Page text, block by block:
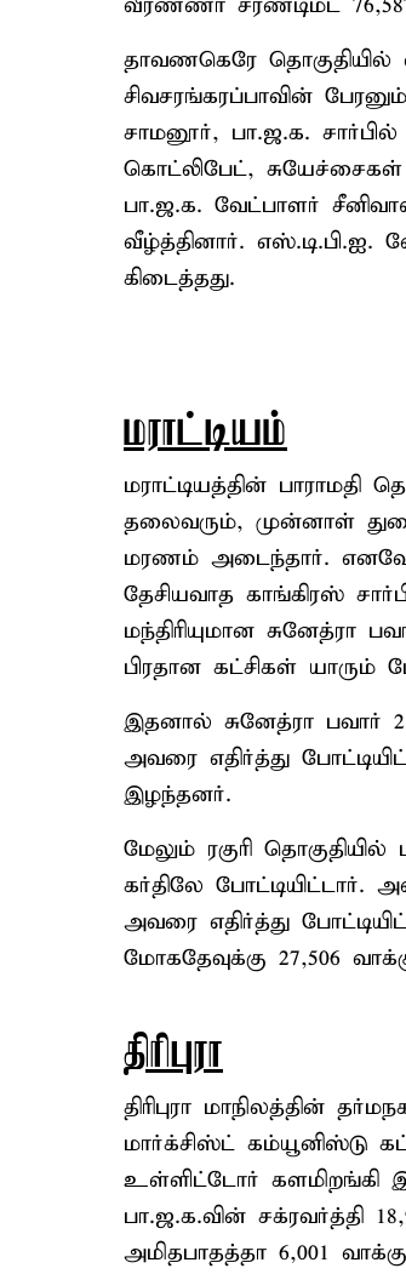
தாவணகெரே
சிவசரங்கரப்பாவின்
சாமனூர், பா.ஜ.க.
கொட்லிபேட்,
பா.ஜ.க. வேட்பாளர்
வீழ்த்தினார். எஸ்.டி.பி.ஐ.
கிடைத்தது.
மராட்டியம்
மராட்டியத்தின் பாராமதி
தலைவரும், முன்னாள்
மரணம் அடைந்தார். எனவே
தேசியவாத காங்கிரஸ்
மந்திரியுமான சுனேத்ரா
பிரதான கட்சிகள் யாரும்
இதனால் சுனேத்ரா பவார்
அவரை எதிர்த்து
இழந்தனர்.
மேலும் ரகுரி
கர்திலே போட்டியிட்டார்.
அவரை எதிர்த்து
மோகதேவுக்கு 27,506
திரிபுரா
திரிபுரா மாநிலத்தின்
மார்க்சிஸ்ட் கம்யூனிஸ்டு
உள்ளிட்டோர் களமிறங்கி
பா.ஜ.க.வின் சக்ரவர்த்தி
அமிதபாதத்தா 6,001